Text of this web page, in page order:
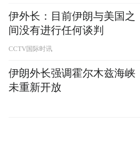
伊外长：目前伊朗与美国之
间没有进行任何谈判
CCTV国际时讯
伊朗外长强调霍尔木兹海峡
未重新开放